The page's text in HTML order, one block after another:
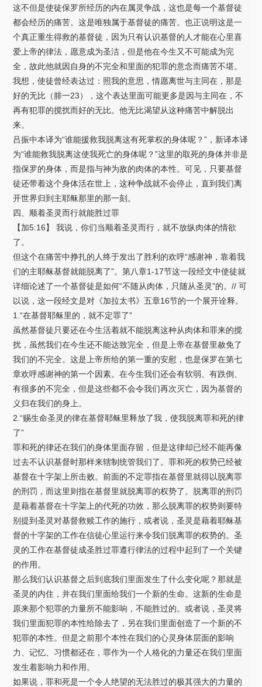
这不但是使徒保罗所经历的内在属灵争战，这也是每一个基督徒
都会经历的痛苦。这是唯独属于基督徒的痛苦。也正说明这是一
个真正重生得救的基督徒，因为只有认识基督的人才能在心里喜
爱上帝的律法，愿意成为圣洁，但是他在今生又不可能成为完
全，故此他就因自身的不完全和里面的犯罪的意念而痛苦不堪。
我想，使徒曾经表达过：照我的意思，情愿离世与主同在，那是
好的无比（腓一23），这个表达里面可能更多是因与主同在，不
再有犯罪的搅扰而好的无比。他无比渴望从这种痛苦中解脱出
来。
吕振中本译为“谁能援救我脱离这有死掌权的身体呢？”，新译本译
为“谁能救我脱离这使我死亡的身体呢？”这里的取死的身体并非是
指保罗的身体，而是指与神为敌的肉体的本性。可见，只要基督
徒还带着这个身体活在世上，这种争战就不会停止，直到我们离
开世界归到主耶稣那里的那一刻。
四、顺着圣灵而行就能胜过罪
【加5:16】 我说，你们当顺着圣灵而行，就不放纵肉体的情欲
了。
但这个在痛苦中挣扎的人终于发出了胜利的欢呼“感谢神，靠着我
们的主耶稣基督就能脱离了”。第八章1-17节这一段经文中使徒就
详细论述了一个基督徒是如何“不随从肉体，只随从圣灵”的。// 可
以说，这一段经文是对《加拉太书》五章16节的一个展开诠释。
1.“在基督耶稣里的，就不定罪了”
虽然基督徒只要还在今生活着就不能脱离这种从肉体和罪来的搅
扰，虽然我们在今生还不能达致完全，但是上帝在基督里赦免了
我们的不完全。这是上帝所给的第一重的安慰，也是保罗在第七
章欢呼感谢神的第一个因素。在今生我们还会有软弱、有跌倒、
有很多的不完全，但是这些都不会令我们再次灭亡，因为基督的
义归在我们的身上。
2.“赐生命圣灵的律在基督耶稣里释放了我，使我脱离罪和死的律
了”
罪和死的律还在我们的身体里面存留，但是这律却已经不能再像
过去不认识基督时那样来辖制统管我们了。罪和死的权势已经被
基督在十字架上所击败。前面的不定罪指在基督里就得以脱离罪
的刑罚，而这里则指在基督里就脱离罪的权势了。脱离罪的刑罚
是藉着基督在十字架上的代死的功效，那么脱离罪的权势则要特
别提到圣灵对基督救赎工作的施行，或者说，圣灵是藉着耶稣基
督的十字架的工作在信徒心里运行来令我们脱离罪的权势的。圣
灵的工作在基督徒成圣胜过罪遵行律法的过程中起到了一个关键
的作用。
那么我们认识基督之后到底我们里面发生了什么变化呢？那就是
圣灵的内住，并在我们里面给我们一个新的生命。这新的生命是
原来那个犯罪的力量所不能影响，不能胜过的。或者说，圣灵将
我们里面犯罪的本性给除去了，另在我们里面创造了一个新的不
犯罪的本性。但是之前那个本性在我们的心灵身体层面的影响
力、记忆、习惯都还在，罪作为一个人格化的力量还在我们里面
发生着影响力和作用。
如果说，罪和死是一个令人绝望的无法胜过的极其强大的力量的